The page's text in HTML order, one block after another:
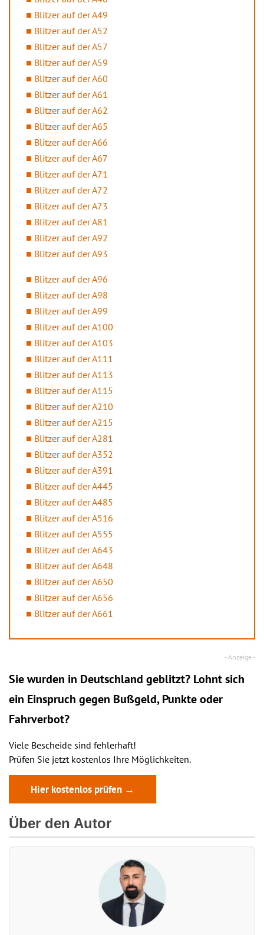
Blitzer auf der A49
Blitzer auf der A52
Blitzer auf der A57
Blitzer auf der A59
Blitzer auf der A60
Blitzer auf der A61
Blitzer auf der A62
Blitzer auf der A65
Blitzer auf der A66
Blitzer auf der A67
Blitzer auf der A71
Blitzer auf der A72
Blitzer auf der A73
Blitzer auf der A81
Blitzer auf der A92
Blitzer auf der A93
Blitzer auf der A96
Blitzer auf der A98
Blitzer auf der A99
Blitzer auf der A100
Blitzer auf der A103
Blitzer auf der A111
Blitzer auf der A113
Blitzer auf der A115
Blitzer auf der A210
Blitzer auf der A215
Blitzer auf der A281
Blitzer auf der A352
Blitzer auf der A391
Blitzer auf der A445
Blitzer auf der A485
Blitzer auf der A516
Blitzer auf der A555
Blitzer auf der A643
Blitzer auf der A648
Blitzer auf der A650
Blitzer auf der A656
Blitzer auf der A661
Sie wurden in Deutschland geblitzt? Lohnt sich
ein Einspruch gegen Bußgeld, Punkte oder
Fahrverbot?
Viele Bescheide sind fehlerhaft!
Prüfen Sie jetzt kostenlos Ihre Möglichkeiten.
Hier kostenlos prüfen →
Über den Autor